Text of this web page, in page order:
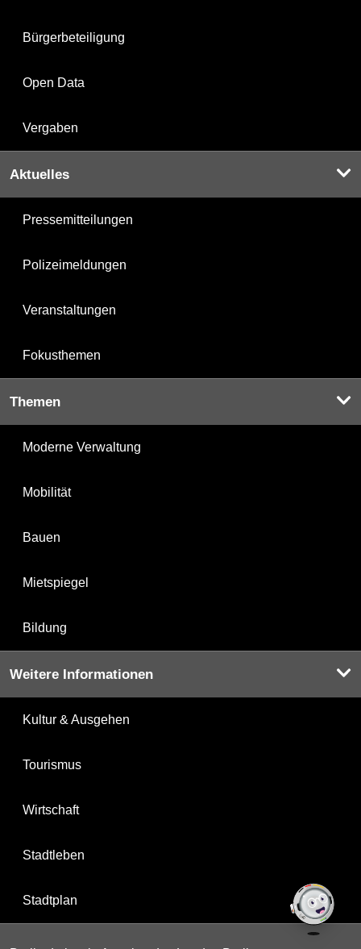
Bürgerbeteiligung
Open Data
Vergaben
Aktuelles
Pressemitteilungen
Polizeimeldungen
Veranstaltungen
Fokusthemen
Themen
Moderne Verwaltung
Mobilität
Bauen
Mietspiegel
Bildung
Weitere Informationen
Kultur & Ausgehen
Tourismus
Wirtschaft
Stadtleben
Stadtplan